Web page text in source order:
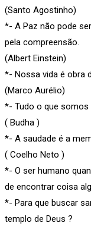
(Santo Agostinho)
*- A Paz não pode
pela compreensão.
(Albert Einstein)
*- Nossa vida é obra
(Marco Aurélio)
*- Tudo o que somos
( Budha )
*- A saudade é a
( Coelho Neto )
*- O ser humano
de encontrar coisa
*- Para que buscar
templo de Deus ?